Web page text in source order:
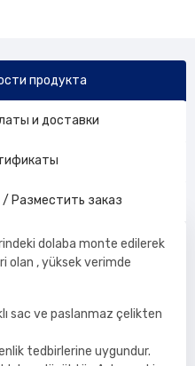
продукта
и доставки
Разместить заказ
dolaba monte edilerek
olan , yüksek verimde
sac ve paslanmaz çelikten
tedbirlerine uygundur.